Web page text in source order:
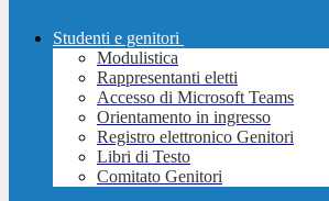
Studenti e genitori
Modulistica
Rappresentanti eletti
Accesso di Microsoft Teams
Orientamento in ingresso
Registro elettronico Genitori
Libri di Testo
Comitato Genitori